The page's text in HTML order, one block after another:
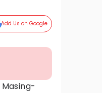
Add Us on Google